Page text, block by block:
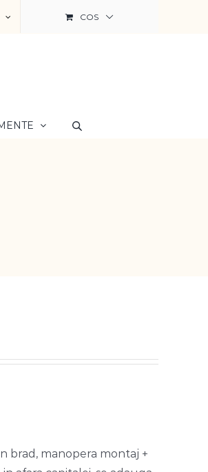
COS
brad, manopera montaj +